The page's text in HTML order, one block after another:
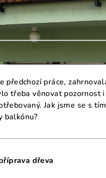
předchozí práce,
třeba věnovat
Jak jsme se s
balkónu?
dřeva